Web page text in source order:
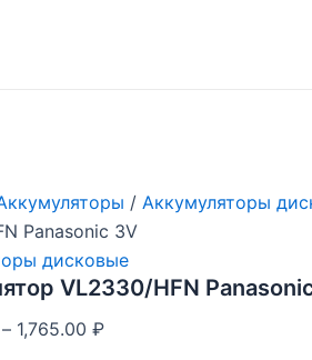
/ Аккумуляторы
Panasonic 3V
дисковые
VL2330/HFN
– 1,765.00 ₽